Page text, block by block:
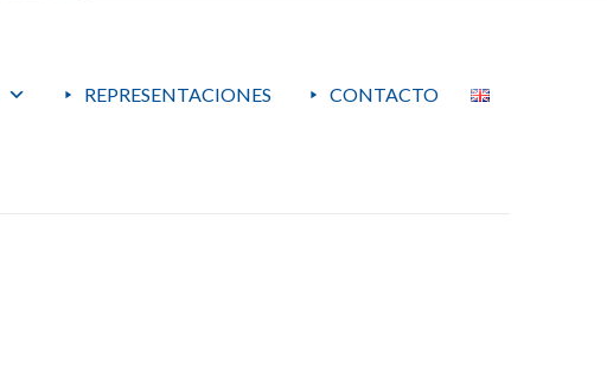
REPRESENTACIONES CONTACTO